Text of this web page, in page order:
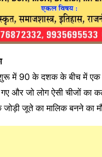
90 के दशक के बीच में एक
गए और जो लोग ऐसी चीजों
जूते का मालिक बनने का